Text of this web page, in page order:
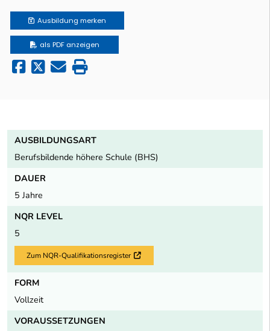
Ausbildung merken
als PDF anzeigen
AUSBILDUNGSART
Berufsbildende höhere Schule (BHS)
DAUER
5 Jahre
NQR LEVEL
5
Zum NQR-Qualifikationsregister Externer Link
FORM
Vollzeit
VORAUSSETZUNGEN